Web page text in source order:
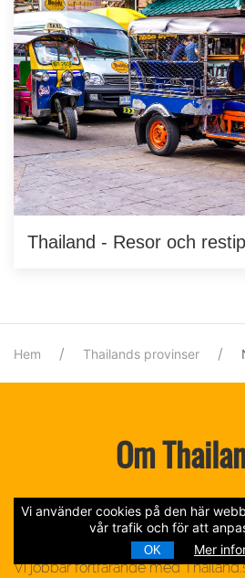
Vi använder cookies på den här
vår trafik och för att
OK Mer
Thailand - Resor och
Hem Thailands provinser
Om
Vi jobbar fortfarande med